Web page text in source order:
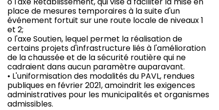
place de mesures temporaires à la suite d'un
événement fortuit sur une route locale de niveaux 1
et 2;
o l'axe Soutien, lequel permet la réalisation de
certains projets d'infrastructure liés à l'amélioration
de la chaussée et de la sécurité routière qui ne
cadraient dans aucun paramètre auparavant.
• L'uniformisation des modalités du PAVL, rendues
publiques en février 2021, amoindrit les exigences
administratives pour les municipalités et organismes
admissibles.